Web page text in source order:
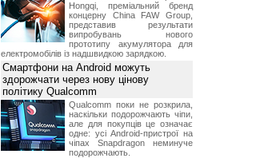
Hongqi, преміальний бренд
концерну China FAW Group,
представив результати
випробувань нового
прототипу акумулятора для
електромобілів із надшвидкою зарядкою.
Смартфони на Android можуть
здорожчати через нову цінову
політику Qualcomm
Qualcomm поки не розкрила,
наскільки подорожчають чіпи,
але для покупців це означає
одне: усі Android-пристрої на
чіпах Snapdragon неминуче
подорожчають.